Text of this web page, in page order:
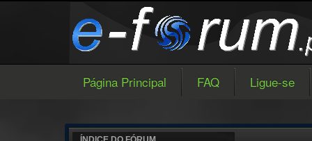
Página Principal FAQ Ligue-se